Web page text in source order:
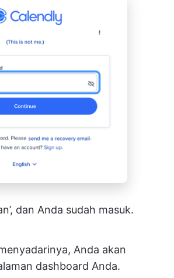
dan Anda sudah masuk.
Anda akan
dashboard Anda.